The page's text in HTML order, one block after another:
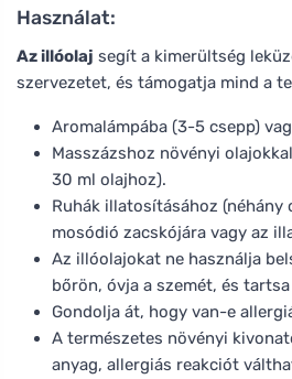
Használat:
Az illóolaj segít a kimerültség
szervezetet, és támogatja mind a
Aromalámpába (3-5 csepp)
Masszázshoz növényi
30 ml olajhoz).
Ruhák illatosításához (néhány
mosódió zacskójára vagy az
Az illóolajokat ne használja
bőrön, óvja a szemét, és
Gondolja át, hogy van-e
A természetes növényi
anyag, allergiás reakciót